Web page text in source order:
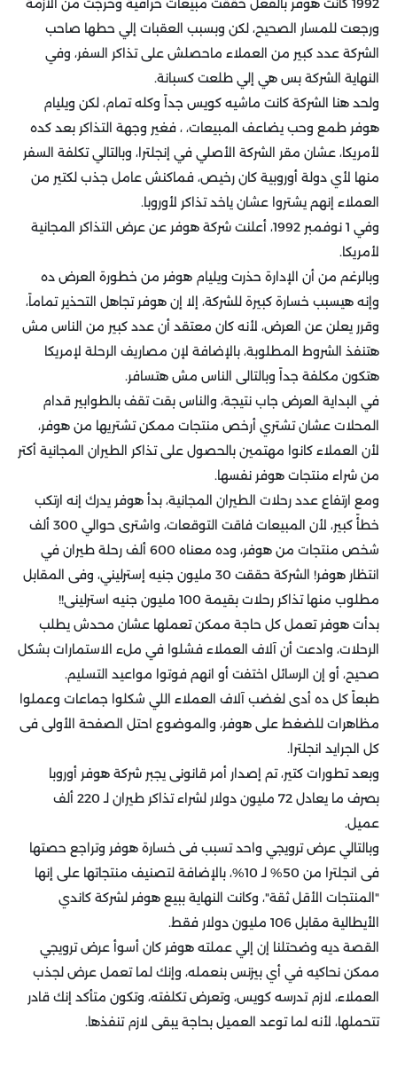
ورجعت للمسار الصحيح، لكن وبسبب العقبات إلي حطها صاحب
الشركة عدد كبير من العملاء ماحصلش على تذاكر السفر، وفي
النهاية الشركة بس هي إلي طلعت كسبانة.
ولحد هنا الشركة كانت ماشيه كويس جداً وكله تمام، لكن ويليام
هوفر طمع وحب يضاعف المبيعات، ، فغير وجهة التذاكر بعد كده
لأمريكا، عشان مقر الشركة الأصلي في إنجلترا، وبالتالي تكلفة السفر
منها لأي دولة أوروبية كان رخيص، فماكنش عامل جذب لكتير من
العملاء إنهم يشتروا عشان ياخد تذاكر لأوروبا.
وفي 1 نوفمبر 1992، أعلنت شركة هوفر عن عرض التذاكر المجانية
لأمريكا.
وبالرغم من أن الإدارة حذرت ويليام هوفر من خطورة العرض ده
وإنه هيسبب خسارة كبيرة للشركة، إلا إن هوفر تجاهل التحذير تماماً،
وقرر يعلن عن العرض، لأنه كان معتقد أن عدد كبير من الناس مش
هتنفذ الشروط المطلوبة، بالإضافة لإن مصاريف الرحلة لإمريكا
هتكون مكلفة جداً وبالتالى الناس مش هتسافر.
في البداية العرض جاب نتيجة، والناس بقت تقف بالطوابير قدام
المحلات عشان تشتري أرخص منتجات ممكن تشتريها من هوفر،
لأن العملاء كانوا مهتمين بالحصول على تذاكر الطيران المجانية أكتر
من شراء منتجات هوفر نفسها.
ومع ارتفاع عدد رحلات الطيران المجانية، بدأ هوفر يدرك إنه ارتكب
خطأً كبير، لأن المبيعات فاقت التوقعات، واشترى حوالي 300 ألف
شخص منتجات من هوفر، وده معناه 600 ألف رحلة طيران في
انتظار هوفر! الشركة حققت 30 مليون جنيه إسترليني، وفى المقابل
مطلوب منها تذاكر رحلات بقيمة 100 مليون جنيه استرلينى!!
بدأت هوفر تعمل كل حاجة ممكن تعملها عشان محدش يطلب
الرحلات، وادعت أن آلاف العملاء فشلوا في ملء الاستمارات بشكل
صحيح، أو إن الرسائل اختفت أو انهم فوتوا مواعيد التسليم.
طبعاً كل ده أدى لغضب آلاف العملاء اللي شكلوا جماعات وعملوا
مظاهرات للضغط على هوفر، والموضوع احتل الصفحة الأولى فى
كل الجرايد انجلترا.
وبعد تطورات كتير، تم إصدار أمر قانونى يجبر شركة هوفر أوروبا
بصرف ما يعادل 72 مليون دولار لشراء تذاكر طيران لـ 220 ألف
عميل.
وبالتالي عرض ترويجي واحد تسبب فى خسارة هوفر وتراجع حصتها
فى انجلترا من 50% لـ 10%، بالإضافة لتصنيف منتجاتها على إنها
"المنتجات الأقل ثقة"، وكانت النهاية ببيع هوفر لشركة كاندي
الأيطالية مقابل 106 مليون دولار فقط.
القصة ديه وضحتلنا إن إلي عملته هوفر كان أسوأ عرض ترويجي
ممكن نحاكيه في أي بيزنس بنعمله، وإنك لما تعمل عرض لجذب
العملاء، لازم تدرسه كويس، وتعرض تكلفته، وتكون متأكد إنك قادر
تتحملها، لأنه لما توعد العميل بحاجة يبقى لازم تنفذها.